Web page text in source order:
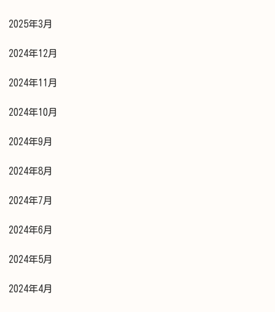
2025年3月
2024年12月
2024年11月
2024年10月
2024年9月
2024年8月
2024年7月
2024年6月
2024年5月
2024年4月